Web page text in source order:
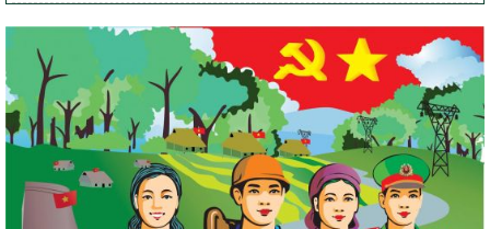
đồng bào dân tộc thiểu số và miền núi giai đoạn 2026-2035, giai
đoạn I: Từ năm 2026 đến năm 2030
Nghị quyết số 08/2026/NQ-HĐND
Quy định nguyên tắc, tiêu chí, định mức phân bổ ngân sách trung
ương thực hiện Chương trình mục tiêu quốc gia xây dựng nông
thôn mới, giảm nghèo bền vững và phát triển kinh tế – xã hội
vùng đồng bào dân tộc thiểu số và miền núi giai đoạn 2026 –
2030 trên địa bàn tỉnh Nghệ An